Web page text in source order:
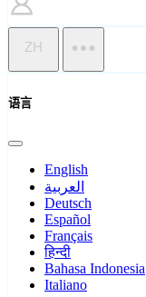
ZH
语言
English
العربية
Deutsch
Español
Français
हिन्दी
Bahasa Indonesia
Italiano